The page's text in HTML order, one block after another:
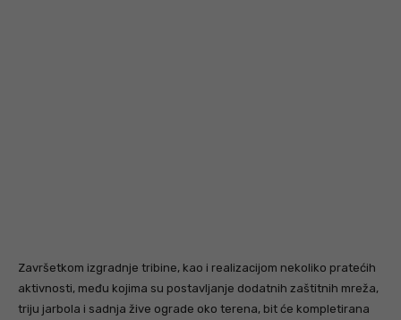
Završetkom izgradnje tribine, kao i realizacijom nekoliko pratećih
aktivnosti, među kojima su postavljanje dodatnih zaštitnih mreža,
triju jarbola i sadnja žive ograde oko terena, bit će kompletirana